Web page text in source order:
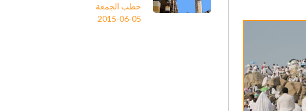
خطب الجمعة
2015-06-05